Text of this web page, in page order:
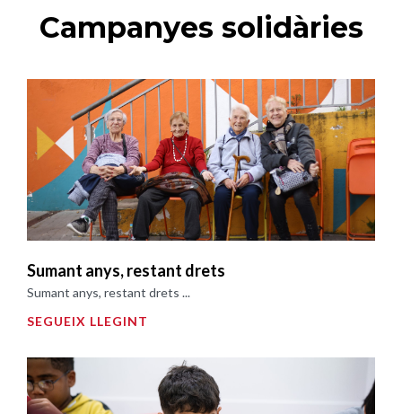
Campanyes solidàries
Sumant anys, restant drets
Sumant anys, restant drets ...
SEGUEIX LLEGINT